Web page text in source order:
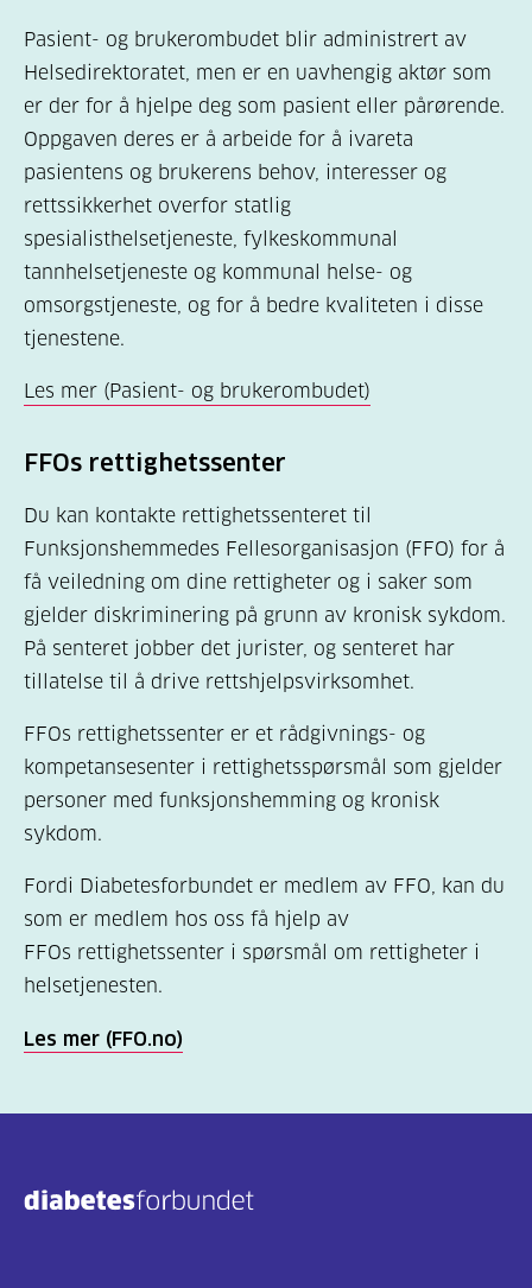
Pasient- og brukerombudet blir administrert av
Helsedirektoratet, men er en uavhengig aktør som
er der for å hjelpe deg som pasient eller pårørende.
Oppgaven deres er å arbeide for å ivareta
pasientens og brukerens behov, interesser og
rettssikkerhet overfor statlig
spesialisthelsetjeneste, fylkeskommunal
tannhelsetjeneste og kommunal helse- og
omsorgstjeneste, og for å bedre kvaliteten i disse
tjenestene.
Les mer (Pasient- og brukerombudet)
FFOs rettighetssenter
Du kan kontakte rettighetssenteret til
Funksjonshemmedes Fellesorganisasjon (FFO) for å
få veiledning om dine rettigheter og i saker som
gjelder diskriminering på grunn av kronisk sykdom.
På senteret jobber det jurister, og senteret har
tillatelse til å drive rettshjelpsvirksomhet.
FFOs rettighetssenter er et rådgivnings- og
kompetansesenter i rettighetsspørsmål som gjelder
personer med funksjonshemming og kronisk
sykdom.
Fordi Diabetesforbundet er medlem av FFO, kan du
som er medlem hos oss få hjelp av
FFOs rettighetssenter i spørsmål om rettigheter i
helsetjenesten.
Les mer (FFO.no)